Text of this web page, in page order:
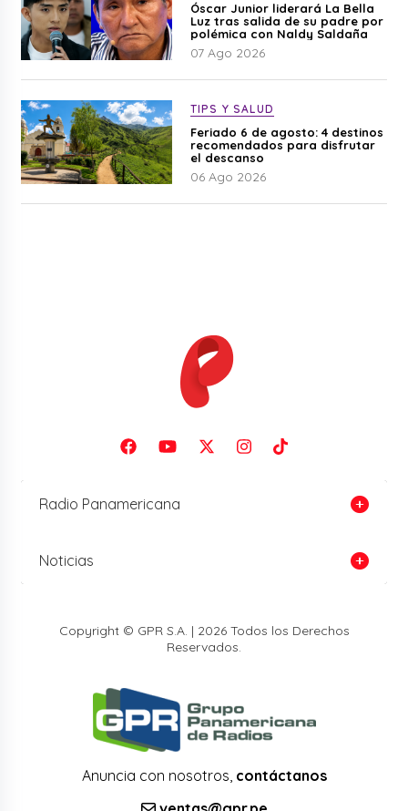
Óscar Junior liderará La Bella
Luz tras salida de su padre por
polémica con Naldy Saldaña
07 Ago 2026
TIPS Y SALUD
Feriado 6 de agosto: 4 destinos
recomendados para disfrutar
el descanso
06 Ago 2026
Radio Panamericana
Noticias
Copyright © GPR S.A. | 2026 Todos los Derechos
Reservados.
Anuncia con nosotros, contáctanos